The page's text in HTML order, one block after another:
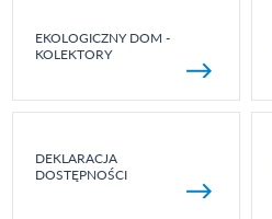
EKOLOGICZNY DOM -
KOLEKTORY
DEKLARACJA
DOSTĘPNOŚCI